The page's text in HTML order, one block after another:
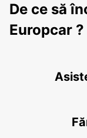
MONTERREY
SALTILLO
De ce să
Europcar ?